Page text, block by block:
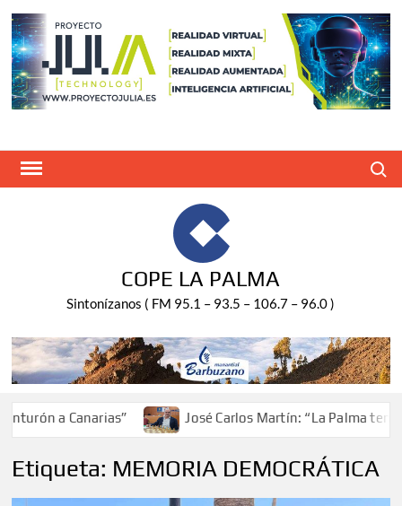
Saltar
contenido
COPE LA PALMA
Sintonízanos ( FM 95.1 – 93.5 – 106.7 – 96.0 )
a Canarias” José Carlos Martín: “La Palma tendrá
Etiqueta: MEMORIA DEMOCRÁTICA